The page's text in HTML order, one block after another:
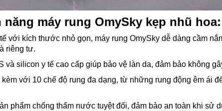
năng máy rung OmySky kẹp nhũ hoa:
với kích thước nhỏ gọn, máy rung OmySky dễ dàng cầm
riêng tư.
và silicon y tế cao cấp giúp bảo vệ làn da, đảm bảo không
với 10 chế độ rung đa dạng, từ những rung động êm ái
phẩm chống thấm nước tuyệt đối, đảm bảo an toàn khi sử